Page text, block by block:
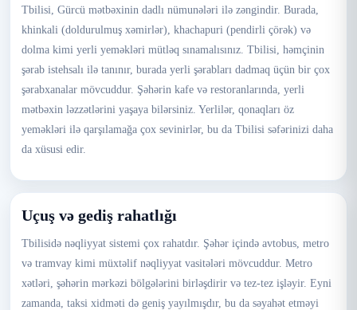
Tbilisi, Gürcü mətbəxinin dadlı nümunələri ilə zəngindir. Burada,
khinkali (doldurulmuş xəmirlər), khachapuri (pendirli çörək) və
dolma kimi yerli yeməkləri mütləq sınamalısınız. Tbilisi, həmçinin
şərab istehsalı ilə tanınır, burada yerli şərabları dadmaq üçün bir çox
şərabxanalar mövcuddur. Şəhərin kafe və restoranlarında, yerli
mətbəxin ləzzətlərini yaşaya bilərsiniz. Yerlilər, qonaqları öz
yeməkləri ilə qarşılamağa çox sevinirlər, bu da Tbilisi səfərinizi daha
da xüsusi edir.
Uçuş və gediş rahatlığı
Tbilisidə nəqliyyat sistemi çox rahatdır. Şəhər içində avtobus, metro
və tramvay kimi müxtəlif nəqliyyat vasitələri mövcuddur. Metro
xətləri, şəhərin mərkəzi bölgələrini birləşdirir və tez-tez işləyir. Eyni
zamanda, taksi xidməti də geniş yayılmışdır, bu da səyahət etməyi